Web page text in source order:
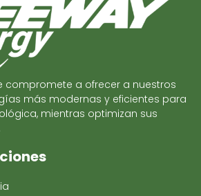
compromete a ofrecer a nuestros
más modernas y eficientes para
mientras optimizan sus